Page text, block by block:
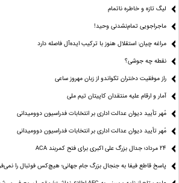
لیگ تازه و خاطره ناتمام
ماجراجویی تمام‌نشدنی وحید!
مراغه چیان: استقلال هنوز با ترکیب ایده‌آل فاصله دارد
نقطه چه جوشی؟
راز موفقیت دختران تکواندو از زبان مهروز ساعی
آمار و ارقام علیه منتقدان کاپیتان تیم ملی
مُهر تأیید دیوان عدالت اداری بر انتخابات فدراسیون دوومیدانی
مُهر تأیید دیوان عدالت اداری بر انتخابات فدراسیون دوومیدانی
24 مرداد؛ جدال بزرگ علی‌ اکبری برای فتح کمربند ACA
پاسخ قاطع فیفا به جنجال بزرگ جام جهانی؛ هیچ‌کس فوتبال را